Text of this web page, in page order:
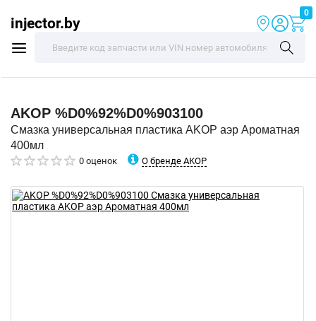
injector.by
0
AKOP %D0%92%D0%903100
Смазка универсальная пластика AKOP аэр Ароматная
400мл
0 оценок О бренде AKOP